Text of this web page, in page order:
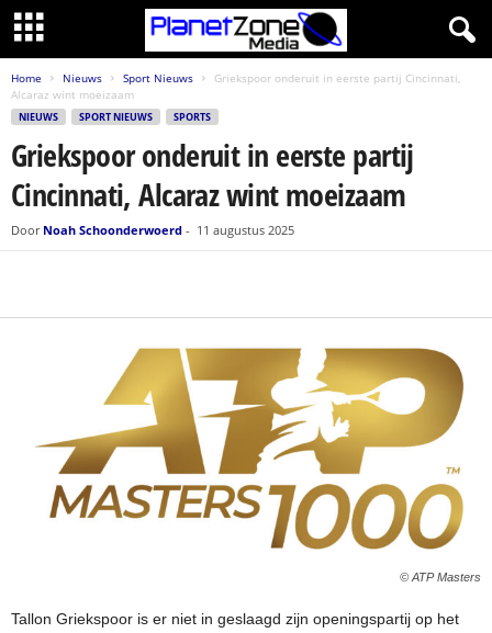
Home Nieuws Sport Nieuws
Griekspoor onderuit in eerste partij Cincinnati,
Alcaraz wint moeizaam
NIEUWS SPORT NIEUWS SPORTS
Griekspoor onderuit in eerste partij
Cincinnati, Alcaraz wint moeizaam
Door Noah Schoonderwoerd - 11 augustus 2025
© ATP Masters
Tallon Griekspoor is er niet in geslaagd zijn openingspartij op het